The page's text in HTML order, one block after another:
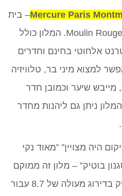
Mercure Paris– בית
מלון זה אינו רחוק מ-Moulin Rouge. המלון כולל
אלחוטי בחינם וחדרים
למצוא מיני בר, טלוויזיה
שיער וכמובן חדר
ניתן גם ליהנות מחדר
היה מצויין” ”מאוד נקי
בוטיק” – מלון זה ממוקם
באזור המוביל בפריז ומחזיק בדירוג מעולה של 8.7 עבור